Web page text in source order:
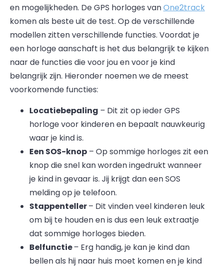
en mogelijkheden. De GPS horloges vanOne2track
komen als beste uit de test. Op de verschillende
modellen zitten verschillende functies. Voordat je
een horloge aanschaft is het dus belangrijk te kijken
naar de functies die voor jou en voor je kind
belangrijk zijn. Hieronder noemen we de meest
voorkomende functies:
Locatiebepaling – Dit zit op ieder GPS
horloge voor kinderen en bepaalt nauwkeurig
waar je kind is.
Een SOS-knop – Op sommige horloges zit een
knop die snel kan worden ingedrukt wanneer
je kind in gevaar is. Jij krijgt dan een SOS
melding op je telefoon.
Stappenteller– Dit vinden veel kinderen leuk
om bij te houden en is dus een leuk extraatje
dat sommige horloges bieden.
Belfunctie– Erg handig, je kan je kind dan
bellen als hij naar huis moet komen en je kind